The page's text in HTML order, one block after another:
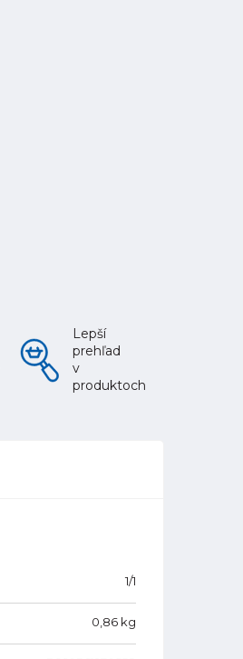
Lepší
prehľad
v
produktoch
1/1
0,86 kg